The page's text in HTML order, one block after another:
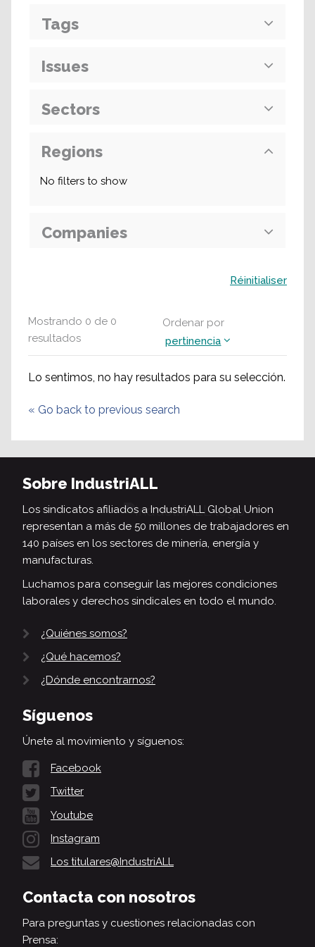
Mostrando 0 de 0
resultados
Ordenar por
pertinencia
Lo sentimos, no hay resultados para su selección.
« Go back to previous search
Tags
Issues
Sectors
Regions
No filters to show
Companies
Réinitialiser
Sobre IndustriALL
Los sindicatos afiliados a IndustriALL Global Union
representan a más de 50 millones de trabajadores en
140 países en los sectores de minería, energía y
manufacturas.
Luchamos para conseguir las mejores condiciones
laborales y derechos sindicales en todo el mundo.
¿Quiénes somos?
¿Qué hacemos?
¿Dónde encontrarnos?
Síguenos
Únete al movimiento y síguenos:
Facebook
Twitter
Youtube
Instagram
Los titulares@IndustriALL
Contacta con nosotros
Para preguntas y cuestiones relacionadas con
Prensa: